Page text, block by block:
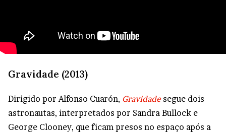
Gravidade (2013)
Dirigido por Alfonso Cuarón, Gravidadesegue dois
astronautas, interpretados por Sandra Bullock e
George Clooney, que ficam presos no espaço após a